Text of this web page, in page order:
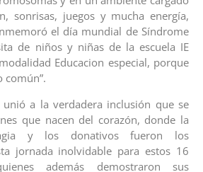
sonrisas, juegos y mucha energía,
el día mundial de Síndrome
de niños y niñas de la escuela IE
Educacion especial, porque
común”.
unió a la verdadera inclusión que se
que nacen del corazón, donde la
y los donativos fueron los
jornada inolvidable para estos 16
además demostraron sus